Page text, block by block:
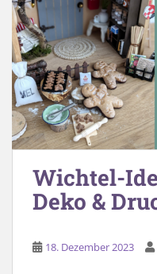
Wichtel-
Deko &
18. Dezember 2023